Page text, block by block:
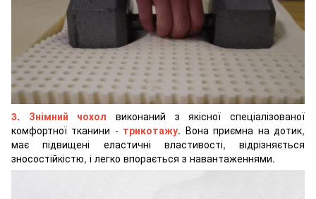
3. Знімний чохол виконаний з якісної спеціалізованої
комфортної тканини - трикотажу. Вона приємна на дотик,
має підвищені еластичні властивості, відрізняється
зносостійкістю, і легко впорається з навантаженнями.